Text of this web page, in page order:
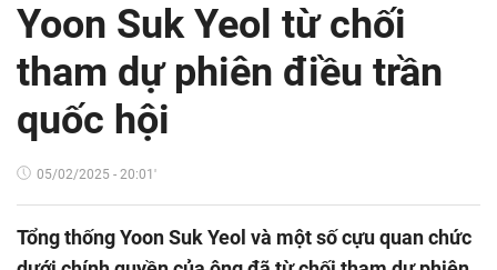
Yoon Suk Yeol từ chối
tham dự phiên điều trần
quốc hội
05/02/2025 - 20:01'
Tổng thống Yoon Suk Yeol và một số cựu quan chức